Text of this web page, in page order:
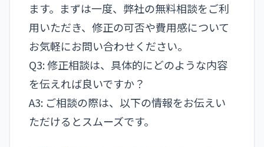
ます。まずは一度、 弊社の無料相談をご利
用いただき、修正の可否や費用感について
お気軽にお問い合わせください。
Q3: 修正相談は、具体的にどのような内容
を伝えれば良いですか？
A3: ご相談の際は、以下の情報をお伝えい
ただけるとスムーズです。